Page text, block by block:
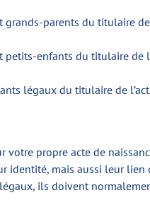
grands-parents du titulaire de
petits-enfants du titulaire de
légaux du titulaire de
votre propre acte de
identité, mais aussi leur lien
ils doivent